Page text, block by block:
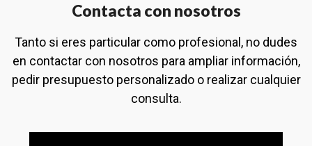
Contacta con nosotros
Tanto si eres particular como profesional, no dudes
en contactar con nosotros para ampliar información,
pedir presupuesto personalizado o realizar cualquier
consulta.